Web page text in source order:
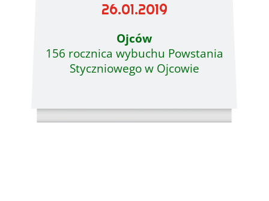
26.01.2019
Ojców
156 rocznica wybuchu Powstania
Styczniowego w Ojcowie